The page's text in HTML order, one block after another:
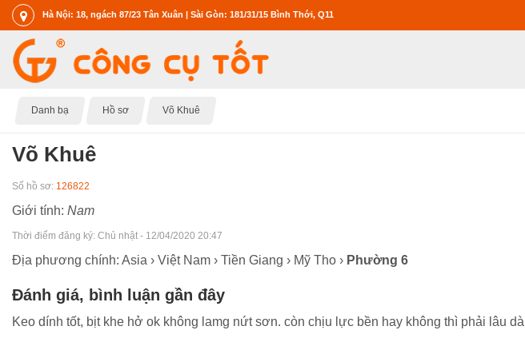
Hà Nội: 18, ngách 87/23 Tân Xuân | Sài Gòn: 181/31/15 Bình Thới, Q11
Danh bạ Hồ sơ Võ Khuê
Võ Khuê
Số hồ sơ: 126822
Giới tính: Nam
Thời điểm đăng ký: Chủ nhật - 12/04/2020 20:47
Địa phương chính: Asia › Việt Nam › Tiền Giang › Mỹ Tho › Phường 6
Đánh giá, bình luận gần đây
Keo dính tốt, bịt khe hở ok không lamg nứt sơn. còn chịu lực bền hay không thì phải lâu